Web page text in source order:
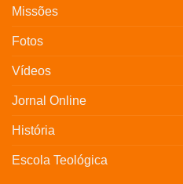
Missões
Fotos
Vídeos
Jornal Online
História
Escola Teológica